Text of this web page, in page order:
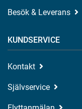
Besök & Leverans
KUNDSERVICE
Kontakt
Självservice